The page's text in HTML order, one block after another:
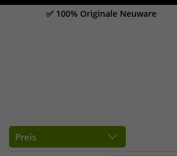
✅ 100% Originale Neuware
Preis